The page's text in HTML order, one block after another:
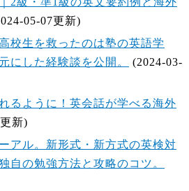
05-07更新)
校生を救ったのは塾の英語学
にした経験談を公開。
(2024-03-
るように！英会話が学べる海外
新)
アル。新形式・新方式の英検対
自の勉強方法と攻略のコツ。